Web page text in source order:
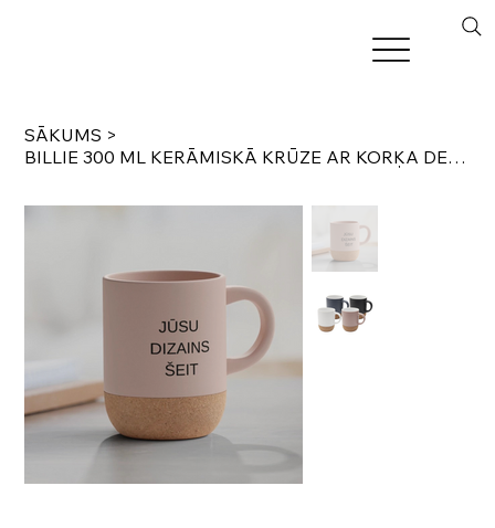
SĀKUMS >
BILLIE 300 ML KERĀMISKĀ KRŪZE AR KORĶA DETAĻĀM UN MATĒTU APDARI